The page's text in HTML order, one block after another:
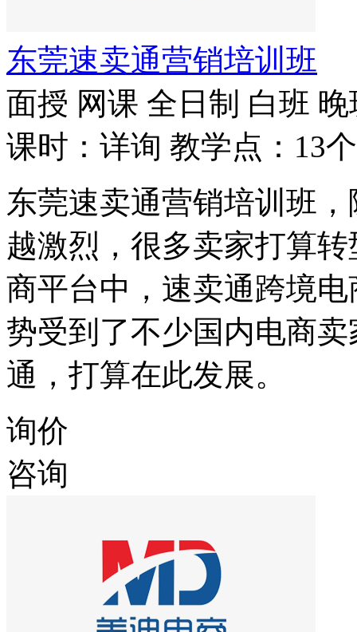
东莞速卖通营销培训班
面授 网课 全日制 白班 晚
课时：详询 教学点：13个
东莞速卖通营销培训班
越激烈，很多卖家打算
商平台中，速卖通跨境
势受到了不少国内电商
通，打算在此发展。
询价
咨询